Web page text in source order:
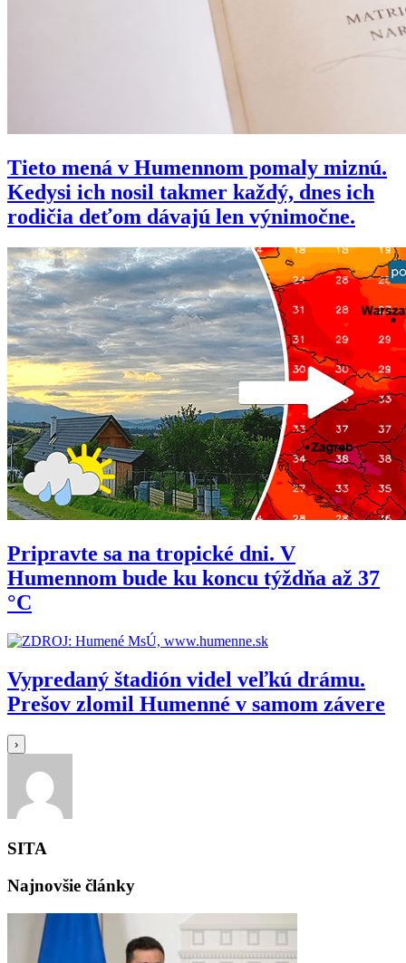
Tieto mená v Humennom pomaly miznú.
Kedysi ich nosil takmer každý, dnes ich
rodičia deťom dávajú len výnimočne.
Pripravte sa na tropické dni. V
Humennom bude ku koncu týždňa až 37
°C
Vypredaný štadión videl veľkú drámu.
Prešov zlomil Humenné v samom závere
›
SITA
Najnovšie články